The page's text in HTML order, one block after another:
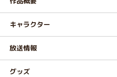
キャラクター
放送情報
グッズ